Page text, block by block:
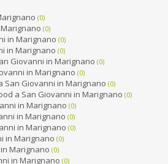
(0)
(0)
in Marignano (0)
in Marignano (0)
Giovanni in Marignano (0)
in Marignano (0)
San Giovanni in Marignano (0)
a San Giovanni in Marignano (0)
in Marignano (0)
in Marignano (0)
in Marignano (0)
in Marignano (0)
Marignano (0)
in Marignano (0)